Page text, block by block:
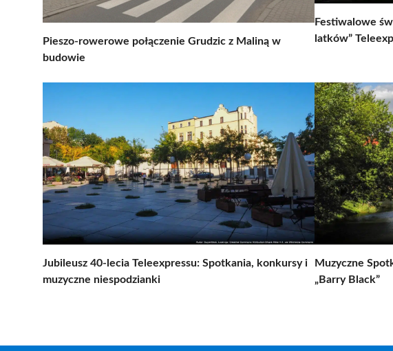
Pieszo-rowerowe połączenie Grudzic z Maliną w
budowie
Festiwalowe
latków”
Jubileusz 40-lecia Teleexpressu: Spotkania, konkursy i
muzyczne niespodzianki
Muzyczne
„Barry Black”